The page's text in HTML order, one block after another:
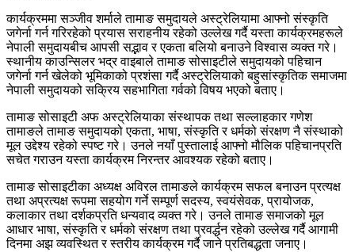
कार्यक्रममा सञ्जीव शर्माले तामाङ समुदायले अस्ट्रेलियामा आफ्नो संस्कृति
जगेर्ना गर्न गरिरहेको प्रयास सराहनीय रहेको उल्लेख गर्दै यस्ता कार्यक्रमहरूले
नेपाली समुदायबीच आपसी सद्भाव र एकता बलियो बनाउने विश्वास व्यक्त गरे।
स्थानीय काउन्सिलर भद्र वाइबाले तामाङ सोसाइटीले समुदायको पहिचान
जगेर्ना गर्न खेलेको भूमिकाको प्रशंसा गर्दै अस्ट्रेलियाको बहुसांस्कृतिक समाजमा
नेपाली समुदायको सक्रिय सहभागिता गर्वको विषय भएको बताए।
तामाङ सोसाइटी अफ अस्ट्रेलियाका संस्थापक तथा सल्लाहकार गणेश
तामाङले तामाङ समुदायको एकता, भाषा, संस्कृति र धर्मको संरक्षण नै संस्थाको
मूल उद्देश्य रहेको स्पष्ट गरे। उनले नयाँ पुस्तालाई आफ्नो मौलिक पहिचानप्रति
सचेत गराउन यस्ता कार्यक्रम निरन्तर आवश्यक रहेको बताए।
तामाङ सोसाइटीका अध्यक्ष अविरल तामाङले कार्यक्रम सफल बनाउन प्रत्यक्ष
तथा अप्रत्यक्ष रूपमा सहयोग गर्ने सम्पूर्ण सदस्य, स्वयंसेवक, प्रायोजक,
कलाकार तथा दर्शकप्रति धन्यवाद व्यक्त गरे। उनले तामाङ समाजको मूल
आधार भाषा, संस्कृति र धर्मको संरक्षण तथा प्रवर्द्धन रहेको उल्लेख गर्दै आगामी
दिनमा अझ व्यवस्थित र स्तरीय कार्यक्रम गर्दै जाने प्रतिबद्धता जनाए।